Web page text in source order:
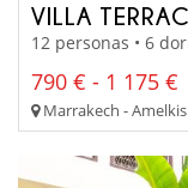
VILLA
12 personas • 6
790 € - 1 175 €
Marrakech -